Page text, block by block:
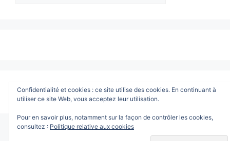
© 2026 www.ToutWindows.com - Tout sur Windows•
Construit avecGeneratePress
Confidentialité et cookies : ce site utilise des cookies. En continuant à
utiliser ce site Web, vous acceptez leur utilisation.
Pour en savoir plus, notamment sur la façon de contrôler les cookies,
consultez : Politique relative aux cookies